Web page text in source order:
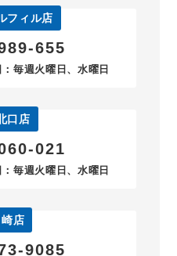
フィル店
655
毎週火曜日、水曜日
口店
021
毎週火曜日、水曜日
店
9085